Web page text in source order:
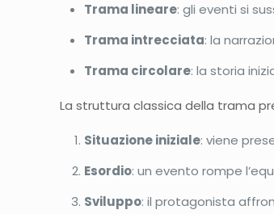
Trama lineare: gli eventi si
Trama intrecciata: la
Trama circolare: la storia
La struttura classica della trama
Situazione iniziale: viene
Esordio: un evento rompe
Sviluppo: il protagonista